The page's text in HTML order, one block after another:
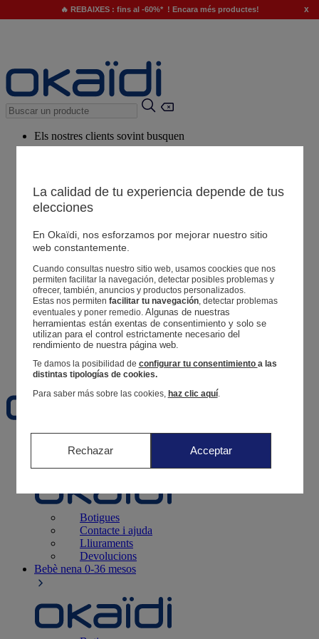
🔥 REBAIXES : fins al -60%* ! Encara més productes! x
Els nostres clients sovint busquen
El nostre consell
Productes suggerits
Botigues
La teva informació
Segueix una comanda
Cistella
Favorits
Naixement 0-12 mesos
Botigues
Contacte i ajuda
Lliuraments
Devolucions
Bebè nena 0-36 mesos
La calidad de tu experiencia depende de tus
elecciones
En Okaïdi, nos esforzamos por mejorar nuestro sitio
web constantemente.
Cuando consultas nuestro sitio web, usamos coockies que nos
permiten facilitar la navegación, detectar posibles problemas y
ofrecer, también, anuncios y productos personalizados.
Estas nos permiten facilitar tu navegación, detectar problemas
eventuales y poner remedio. Algunas de nuestras
herramientas están exentas de consentimiento y solo se
utilizan para el control estrictamente necesario del
rendimiento de nuestra página web.
Te damos la posibilidad de configurar tu consentimiento a las
distintas tipologías de cookies.
Para saber más sobre las cookies, haz clic aquí.
Rechazar Acceptar